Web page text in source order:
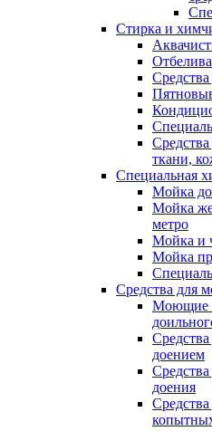
Стирка и
ткани,
Специальная
Мойка
Мойка
метро
Мойка и
Мойка
Средства для
Моющие
доением
доения